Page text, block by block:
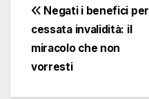
Navigazione
articoli
Negati i benefici per
cessata invalidità: il
miracolo che non
vorresti